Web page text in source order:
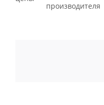
производителя